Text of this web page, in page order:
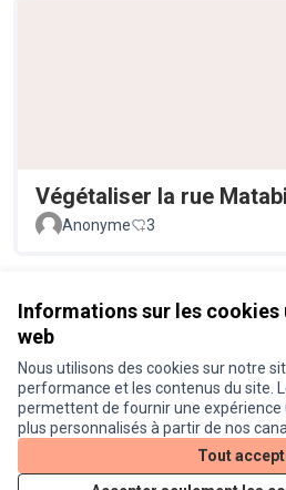
Informations sur les cookies
web
Nous utilisons des cookies sur notre
performance et les contenus du site.
permettent de fournir une
plus personnalisés à partir de nos
Tout
Végétaliser la rue
Anonyme
3
Conditions d'utilisation
Paramètres des cookies
Je participe ! sur X
(Lien externe)
Je participe ! sur Facebook
Je participe ! sur Instagram